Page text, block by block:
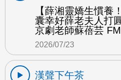
【薛湘靈嬌生慣養
囊幸好薛老夫人打
京劇老師蘇蓓芸 FM
2026/07/23
漢聲下午茶